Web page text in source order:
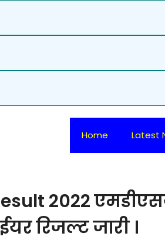
Home Latest
2022
रिजल्ट जारी ।